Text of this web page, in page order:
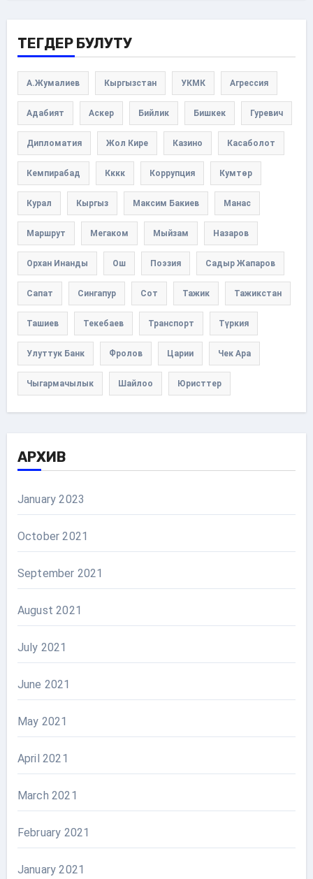
ТЕГДЕР БУЛУТУ
А.Жумалиев Кыргызстан УКМК Агрессия
Адабият Аскер Бийлик Бишкек Гуревич
Дипломатия Жол Кире Казино Касаболот
Кемпирабад Кккк Коррупция Кумтөр
Курал Кыргыз Максим Бакиев Манас
Маршрут Мегаком Мыйзам Назаров
Орхан Инанды Ош Поэзия Садыр Жапаров
Сапат Сингапур Сот Тажик Тажикстан
Ташиев Текебаев Транспорт Түркия
Улуттук Банк Фролов Царии Чек Ара
Чыгармачылык Шайлоо Юристтер
АРХИВ
January 2023
October 2021
September 2021
August 2021
July 2021
June 2021
May 2021
April 2021
March 2021
February 2021
January 2021